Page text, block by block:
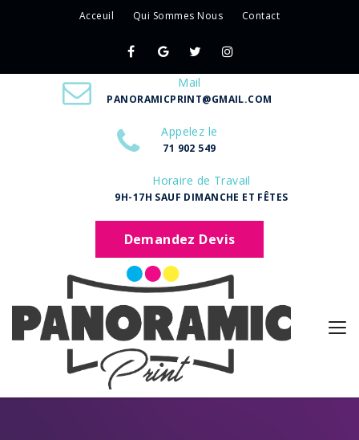
Acceuil Qui Sommes Nous Contact
Mail
PANORAMICPRINT@GMAIL.COM
Appelez le
71 902 549
Horaire de Travail
9H-17H SAUF DIMANCHE ET FÊTES
Demandez Devis